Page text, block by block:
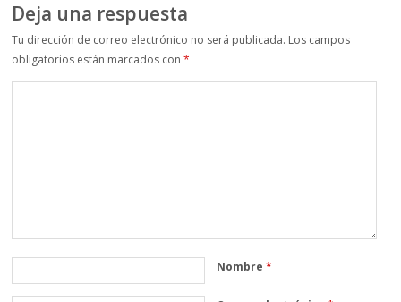
Deja una respuesta
Tu dirección de correo electrónico no será publicada. Los campos
obligatorios están marcados con*
Nombre*